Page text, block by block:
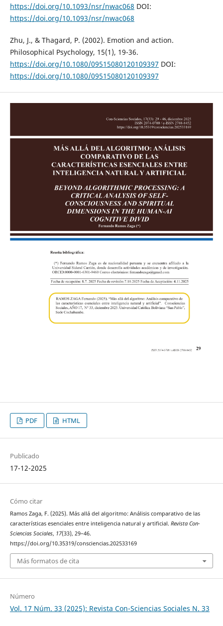
https://doi.org/10.1093/nsr/nwac068 DOI:
https://doi.org/10.1093/nsr/nwac068
Zhu, J., & Thagard, P. (2002). Emotion and action.
Philosophical Psychology, 15(1), 19-36.
https://doi.org/10.1080/09515080120109397 DOI:
https://doi.org/10.1080/09515080120109397
PDF HTML
Publicado
17-12-2025
Cómo citar
Ramos Zaga, F. (2025). Más allá del algoritmo: Análisis comparativo de las
características esenciales entre inteligencia natural y artificial. Revista Con-
Sciencias Sociales, 17(33), 29–46.
https://doi.org/10.35319/consciencias.202533169
Más formatos de cita
Número
Vol. 17 Núm. 33 (2025): Revista Con-Sciencias Sociales N. 33